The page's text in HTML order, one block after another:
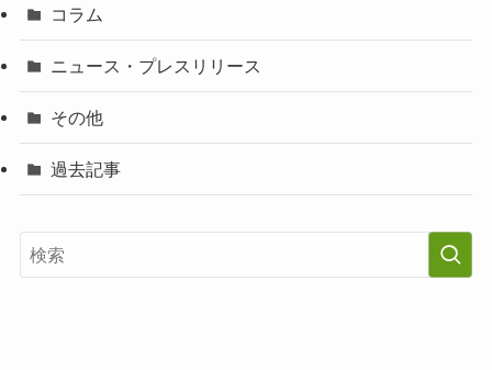
コラム
ニュース・プレスリリース
その他
過去記事